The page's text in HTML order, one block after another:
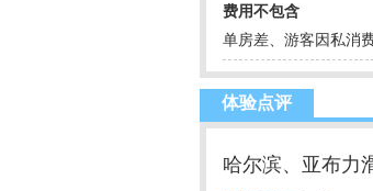
费用不包含
单房差、游客因私消
体验点评
哈尔滨、亚布力